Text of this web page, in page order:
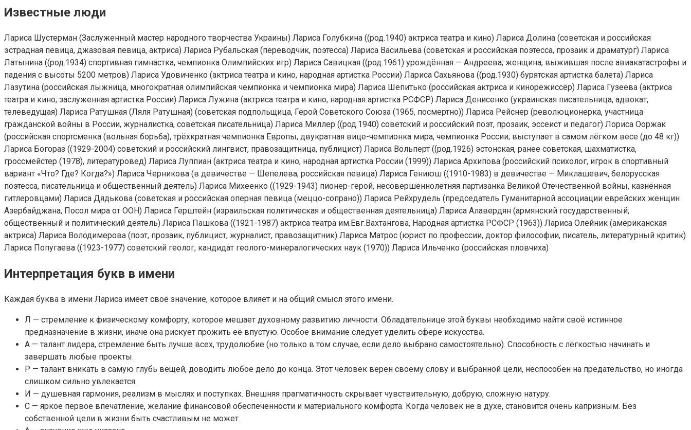
Известные люди
Лариса Шустерман (Заслуженный мастер народного творчества Украины) Лариса Голубкина ((род.1940) актриса театра и кино) Лариса Долина (советская и российская
эстрадная певица, джазовая певица, актриса) Лариса Рубальская (переводчик, поэтесса) Лариса Васильева (советская и российская поэтесса, прозаик и драматург) Лариса
Латынина ((род.1934) спортивная гимнастка, чемпионка Олимпийских игр) Лариса Савицкая ((род.1961) урождённая — Андреева; женщина, выжившая после авиакатастрофы и
падения с высоты 5200 метров) Лариса Удовиченко (актриса театра и кино, народная артистка России) Лариса Сахьянова ((род.1930) бурятская артистка балета) Лариса
Лазутина (российская лыжница, многократная олимпийская чемпионка и чемпионка мира) Лариса Шепитько (российская актриса и кинорежиссёр) Лариса Гузеева (актриса
театра и кино, заслуженная артистка России) Лариса Лужина (актриса театра и кино, народная артистка РСФСР) Лариса Денисенко (украинская писательница, адвокат,
телеведущая) Лариса Ратушная (Ляля Ратушная) (советская подпольщица, Герой Советского Союза (1965, посмертно)) Лариса Рейснер (революционерка, участница
гражданской войны в России, журналистка, советская писательница) Лариса Миллер ((род.1940) советский и российский поэт, прозаик, эссеист и педагог) Лориса Ооржак
(российская спортсменка (вольная борьба), трёхкратная чемпионка Европы, двукратная вице-чемпионка мира, чемпионка России; выступает в самом лёгком весе (до 48 кг))
Лариса Богораз ((1929-2004) советский и российский лингвист, правозащитница, публицист) Лариса Вольперт ((род.1926) эстонская, ранее советская, шахматистка,
гроссмейстер (1978), литературовед) Лариса Луппиан (актриса театра и кино, народная артистка России (1999)) Лариса Архипова (российский психолог, игрок в спортивный
вариант «Что? Где? Когда?») Лариса Черникова (в девичестве — Шепелева, российская певица) Лариса Гениюш ((1910-1983) в девичестве — Миклашевич, белорусская
поэтесса, писательница и общественный деятель) Лариса Михеенко ((1929-1943) пионер-герой, несовершеннолетняя партизанка Великой Отечественной войны, казнённая
гитлеровцами) Лариса Дядькова (советская и российская оперная певица (меццо-сопрано)) Лариса Рейхрудель (председатель Гуманитарной ассоциации еврейских женщин
Азербайджана, Посол мира от ООН) Лариса Герштейн (израильская политическая и общественная деятельница) Лариса Алавердян (армянский государственный,
общественный и политический деятель) Лариса Пашкова ((1921-1987) актриса театра им.Евг.Вахтангова, Народная артистка РСФСР (1963)) Лариса Олейник (американская
актриса) Лариса Володимерова (поэт, прозаик, публицист, журналист, правозащитник) Лариса Матрос (юрист по профессии, доктор философии, писатель, литературный критик)
Лариса Попугаева ((1923-1977) советский геолог, кандидат геолого-минералогических наук (1970)) Лариса Ильченко (российская пловчиха)
Интерпретация букв в имени
Каждая буква в имени Лариса имеет своё значение, которое влияет и на общий смысл этого имени.
Л — стремление к физическому комфорту, которое мешает духовному развитию личности. Обладательнице этой буквы необходимо найти своё истинное
предназначение в жизни, иначе она рискует прожить её впустую. Особое внимание следует уделить сфере искусства.
А — талант лидера, стремление быть лучше всех, трудолюбие (но только в том случае, если дело выбрано самостоятельно). Способность с лёгкостью начинать и
завершать любые проекты.
Р — талант вникать в самую глубь вещей, доводить любое дело до конца. Этот человек верен своему слову и выбранной цели, неспособен на предательство, но иногда
слишком сильно увлекается.
И — душевная гармония, реализм в мыслях и поступках. Внешняя прагматичность скрывает чувствительную, добрую, сложную натуру.
С — яркое первое впечатление, желание финансовой обеспеченности и материального комфорта. Когда человек не в духе, становится очень капризным. Без
собственной цели в жизни быть счастливым не может.